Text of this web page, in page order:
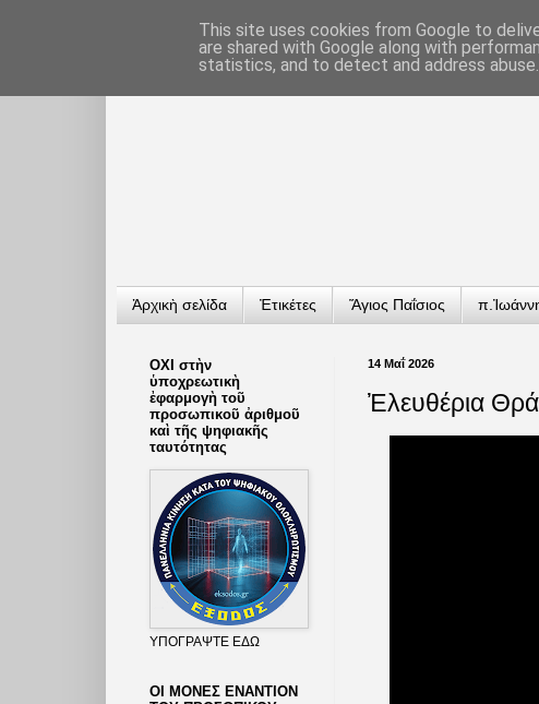
Ἀρχικὴ σελίδα Ἐτικέτες Ἅγιος Παΐσιος
14 Μαΐ 2026
Ἐλευθέρια
ΟΧΙ στὴν
ὑποχρεωτικὴ
ἐφαρμογὴ τοῦ
προσωπικοῦ ἀριθμοῦ
καὶ τῆς ψηφιακῆς
ταυτότητας
ΥΠΟΓΡΑΨΤΕ ΕΔΩ
ΟΙ ΜΟΝΕΣ ΕΝΑΝΤΙΟΝ
This site uses cookies from Google to
are shared with Google along with
statistics, and to detect and address abuse.